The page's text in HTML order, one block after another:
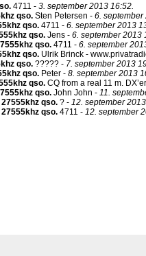
. 4711 - 3. september 2013 16:52.
qso. Sten Petersen - 6. september
qso. 4711 - 6. september 2013
qso. Jens - 6. september 2013
qso. 4711 - 6. september
qso. Ulrik Brinck -
qso. ????? - 7. september 2013
qso. Peter - 8. september 2013
qso. CQ from a real 11 m.
qso. John John - 11.
qso. ? - 12. september
qso. 4711 - 12. september